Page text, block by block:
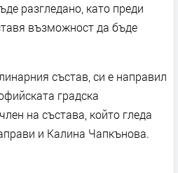
разгледано, като преди
възможност да бъде
състав, си е направил
градска
на състава, който гледа
и Калина Чапкънова.